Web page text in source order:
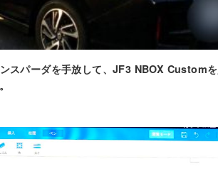
スパーダを手放して、JF3 NBOX Custom